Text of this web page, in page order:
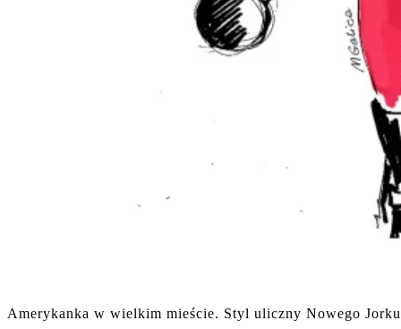
Amerykanka w wielkim mieście. Styl uliczny Nowego